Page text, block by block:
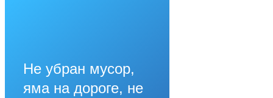
Не убран мусор,
яма на дороге, не